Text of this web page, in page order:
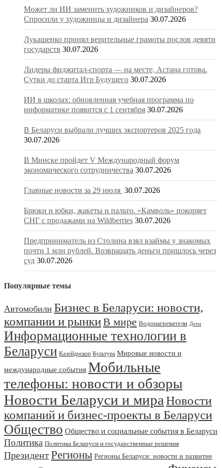
Может ли ИИ заменить художников и дизайнеров?
Спросили у художницы и дизайнера 30.07.2026
Лукашенко принял верительные грамоты послов девяти
государств 30.07.2026
Лидеры фиджитал-спорта — на месте, Астана готова.
Сутки до старта Игр Будущего 30.07.2026
ИИ в школах: обновленная учебная программа по
информатике появится с 1 сентября 30.07.2026
В Беларуси выбрали лучших экспортеров 2025 года
30.07.2026
В Минске пройдет V Международный форум
экономического сотрудничества 30.07.2026
Главные новости за 29 июля 30.07.2026
Брюки и юбки, жакеты и пальто. «Камволь» покоряет
СНГ с продажами на Wildberries 30.07.2026
Предприниматель из Столина взял взаймы у знакомых
почти 1 млн рублей. Возвращать деньги пришлось через
суд 30.07.2026
Популярные темы
Автомобили Бизнес в Беларуси: новости,
компании и рынкиВ мире Водонагреватели Дети
Информационные технологии в
Беларуси Калейдоскоп Культура Мировые новости и
международные события Мобильные
телефоны: новости и обзоры
Новости Беларуси и мира Новости
компаний и бизнес-проекты в Беларуси
Общество Общество и социальные события в Беларуси
Политика Политика Беларуси и государственные решения
ПрезидентРегионы Регионы Беларуси: новости и развитие